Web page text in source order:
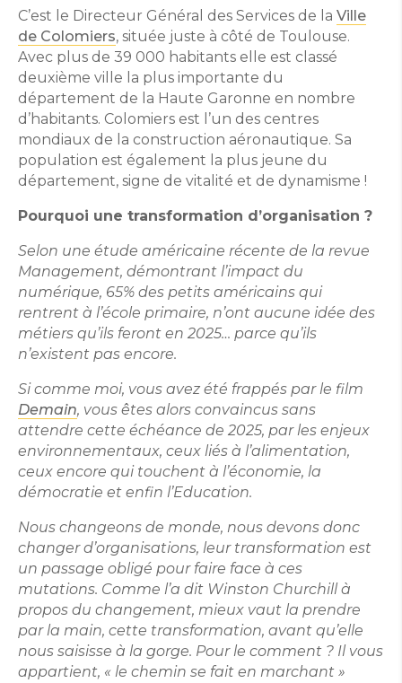
C’est le Directeur Général des Services de la Ville
de Colomiers, située juste à côté de Toulouse.
Avec plus de 39 000 habitants elle est classé
deuxième ville la plus importante du
département de la Haute Garonne en nombre
d’habitants. Colomiers est l’un des centres
mondiaux de la construction aéronautique. Sa
population est également la plus jeune du
département, signe de vitalité et de dynamisme !
Pourquoi une transformation d’organisation ?
Selon une étude américaine récente de la revue
Management, démontrant l’impact du
numérique, 65% des petits américains qui
rentrent à l’école primaire, n’ont aucune idée des
métiers qu’ils feront en 2025… parce qu’ils
n’existent pas encore.
Si comme moi, vous avez été frappés par le film
Demain, vous êtes alors convaincus sans
attendre cette échéance de 2025, par les enjeux
environnementaux, ceux liés à l’alimentation,
ceux encore qui touchent à l’économie, la
démocratie et enfin l’Education.
Nous changeons de monde, nous devons donc
changer d’organisations, leur transformation est
un passage obligé pour faire face à ces
mutations. Comme l’a dit Winston Churchill à
propos du changement, mieux vaut la prendre
par la main, cette transformation, avant qu’elle
nous saisisse à la gorge. Pour le comment ? Il vous
appartient, « le chemin se fait en marchant »